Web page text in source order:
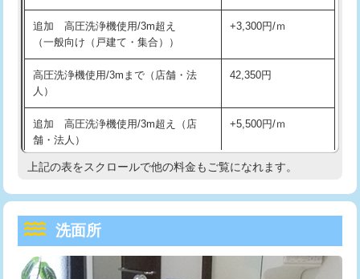
マス交換（深さ50㎝以上） 66,000円
コンクリート斫り（厚さ10㎝まで） 27,500円
コンクリート斫り（厚さ10㎝超え）
モルタル補修（厚さ10㎝まで）
モルタル補修（厚さ10㎝超え） 38,500円
洗面台設置 38,500円
追加人工
廃棄・処分 現場見積
持込商品取付（混合水栓） 16,500円
給水管工事※（ホール加工)
給水管工事※（バンド止め) 3,300円
給水管工事※（支持金具設置) 5,500円
給水管工事※（保温材使用（バンド止
め込み）)
5,500円
給水管工事※（土の掘削・埋め戻し作
業)
11,000円
追加 高圧洗浄機使用/3m超え
（一般向け（戸建て・集合））
+3,300円/ｍ
高圧洗浄機使用/3mまで（店舗・法
人）
42,350円
追加 高圧洗浄機使用/3m超え（店
舗・法人）
+5,500円/ｍ
高度高圧洗浄換 現地調査
トーラー機使用/3mまで
追加トーラー機使用/3m超え +3,300円
上記の表をスクロールで他の料金もご覧になれます。
洗面所